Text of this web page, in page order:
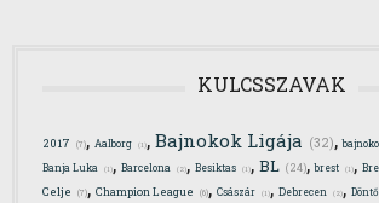
KULCSSZAVAK
2017 (7), Aalborg (1), Bajnokok Ligája (32),
Banja Luka (1), Barcelona (2), Besiktas (1), BL (24),brest (1),
Celje (7), Champion League (6), Császár (1), Debrecen (2), Döntő